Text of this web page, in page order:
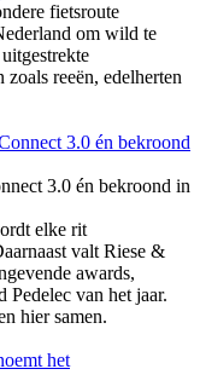
fietsroute
om wild te
reeën, edelherten
3.0 én bekroond in
elke rit
valt Riese &
awards,
Pedelec van het jaar.
hier samen.